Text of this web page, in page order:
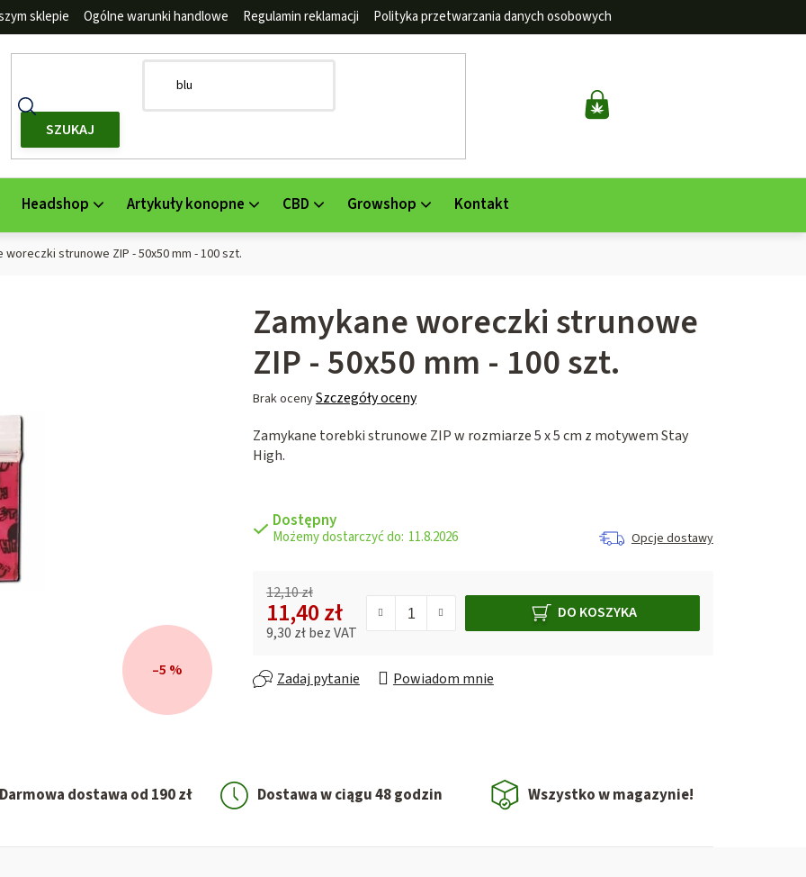
sklepie Ogólne warunki handlowe Regulamin reklamacji Polityka przetwarzania danych osobowych
SZUKAJ KOSZYK
Headshop Artykuły konopne CBD Growshop Kontakt
woreczki strunowe ZIP - 50x50 mm - 100 szt.
Zamykane woreczki strunowe
ZIP - 50x50 mm - 100 szt.
Średnia
produktu
wynosi
gwiazdek.
Brak ocenySzczegóły oceny
Zamykane torebki strunowe ZIP w rozmiarze 5 x 5 cm z motywem Stay
High.
Dostępny
11.8.2026 Opcje dostawy
12,10 zł
11,40 zł
9,30 zł bez VAT
DO KOSZYKA
Zadaj pytanie Powiadom mnie
–5 %
Darmowa dostawa od 190 zł Dostawa w ciągu 48 godzin Wszystko w magazynie!